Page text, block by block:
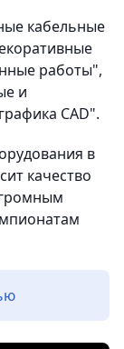
кабельные
работы",
и
CAD".
в
качество